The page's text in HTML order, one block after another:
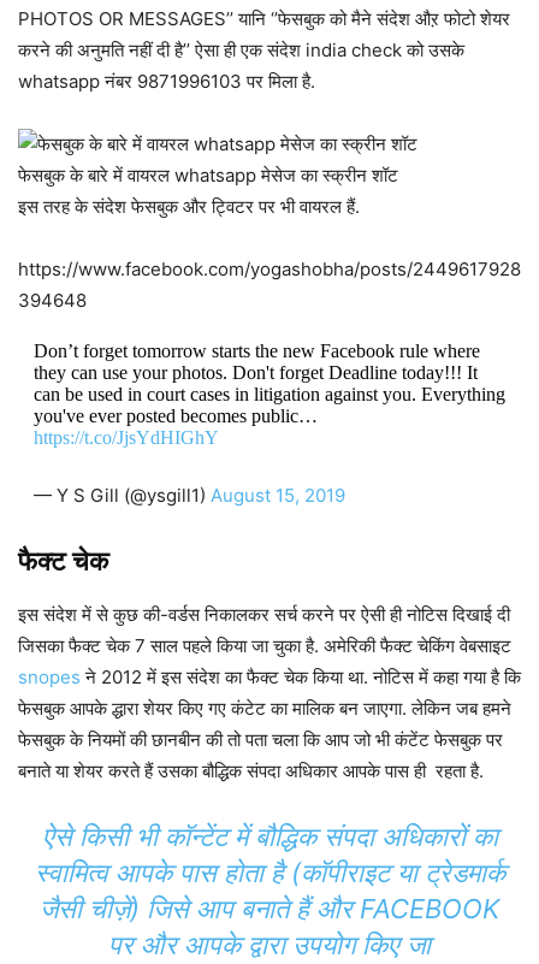
PHOTOS OR MESSAGES’’ यानि ‘’फेसबुक को मैने संदेश औऱ फोटो शेयर
करने की अनुमति नहीं दी है’’ ऐसा ही एक संदेश india check को उसके
whatsapp नंबर 9871996103 पर मिला है.
फेसबुक के बारे में वायरल whatsapp मेसेज का स्क्रीन शॉट
इस तरह के संदेश फेसबुक और ट्विटर पर भी वायरल हैं.
https://www.facebook.com/yogashobha/posts/2449617928
394648
Don’t forget tomorrow starts the new Facebook rule where
they can use your photos. Don't forget Deadline today!!! It
can be used in court cases in litigation against you. Everything
you've ever posted becomes public…
https://t.co/JjsYdHIGhY
— Y S Gill (@ysgill1) August 15, 2019
फैक्ट चेक
इस संदेश में से कुछ की-वर्डस निकालकर सर्च करने पर ऐसी ही नोटिस दिखाई दी
जिसका फैक्ट चेक 7 साल पहले किया जा चुका है. अमेरिकी फैक्ट चेकिंग वेबसाइट
snopes ने 2012 में इस संदेश का फैक्ट चेक किया था. नोटिस में कहा गया है कि
फेसबुक आपके द्धारा शेयर किए गए कंटेट का मालिक बन जाएगा. लेकिन जब हमने
फेसबुक के नियमों की छानबीन की तो पता चला कि आप जो भी कंटेंट फेसबुक पर
बनाते या शेयर करते हैं उसका बौद्धिक संपदा अधिकार आपके पास ही रहता है.
ऐसे किसी भी कॉन्टेंट में बौद्धिक संपदा अधिकारों का
स्वामित्व आपके पास होता है (कॉपीराइट या ट्रेडमार्क
जैसी चीज़ें) जिसे आप बनाते हैं और FACEBOOK
पर और आपके द्वारा उपयोग किए जा